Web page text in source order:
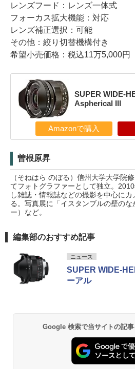
レンズフード：レンズ一体式
フォーカス拡大機能：対応
レンズ補正選択：可能
その他：絞り切替機構付き
希望小売価格：税込11万5,000円
SUPER WIDE-
Aspherical III
Amazonで購入
曽根原昇
（そねはら のぼる）信州大学大学院
てフォトグラファーとして独立。
し雑誌・情報誌などの撮影を中心に
る。写真展に「イスタンブルの壁の
ー）など。
編集部のおすすめ記事
ニュース
SUPER WIDE-
ーアル
Google 検索で当サイトの記